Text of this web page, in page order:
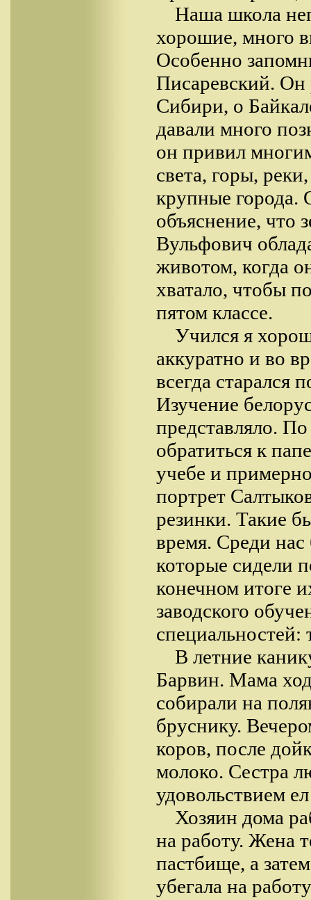
Наша школа
хорошие, много
Особенно
Писаревский. Он
Сибири, о
давали много
он привил
света, горы,
крупные города.
объяснение, что
Вульфович
животом, когда
хватало, чтобы
пятом классе.
Учился я
аккуратно и во
всегда старался
Изучение
представляло.
обратиться к
учебе и
портрет
резинки. Такие
время. Среди
которые сидели
конечном итоге
заводского
специальностей:
В летние
Барвин. Мама
собирали на
бруснику.
коров, после
молоко. Сестра
удовольствием
Хозяин дома
на работу. Жена
пастбище, а
убегала на